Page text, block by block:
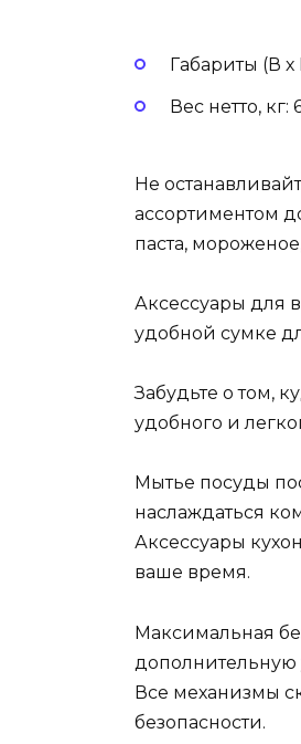
Габариты (В х
Вес нетто, кг:
Не
ассортиментом
паста,
Аксессуары для
удобной сумке
Забудьте о том,
удобного и
Мытье посуды
наслаждаться
Аксессуары
ваше время.
Максимальная
Все механизмы
безопасности.